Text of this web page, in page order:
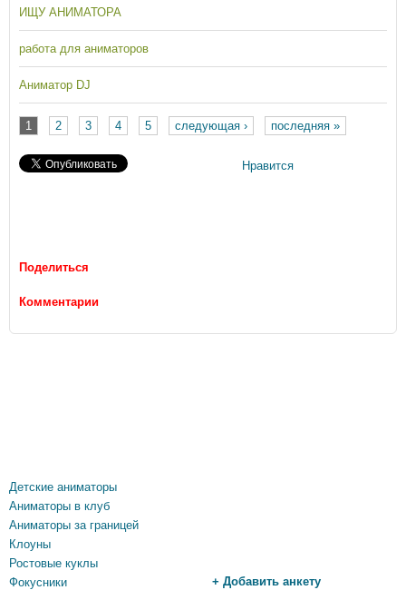
ИЩУ АНИМАТОРА
работа для аниматоров
Аниматор DJ
Страницы
1 2 3 4 5 следующая › последняя »
Нравится
Поделиться
Комментарии
Детские аниматоры
Аниматоры в клуб
Аниматоры за границей
Клоуны
Ростовые куклы
Фокусники
+ Добавить анкету